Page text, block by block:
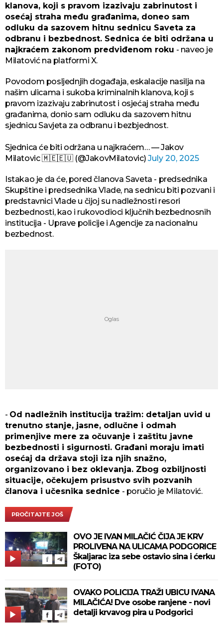
klanova, koji s pravom izazivaju zabrinutost i
osećaj straha među građanima, doneo sam
odluku da sazovem hitnu sednicu Saveta za
odbranu i bezbednost. Sednica će biti održana u
najkraćem zakonom predviđenom roku - naveo je
Milatović na platformi X.
Povodom posljednjih događaja, eskalacije nasilja na
našim ulicama i sukoba kriminalnih klanova, koji s
pravom izazivaju zabrinutost i osjećaj straha među
građanima, donio sam odluku da sazovem hitnu
sjednicu Savjeta za odbranu i bezbjednost.
Sjednica će biti održana u najkraćem… — Jakov
Milatovic 🇲🇪🇪🇺 (@JakovMilatovic) July 20, 2025
Istakao je da će, pored članova Saveta - predsednika
Skupštine i predsednika Vlade, na sednicu biti pozvani i
predstavnici Vlade u čijoj su nadležnosti resori
bezbednosti, kao i rukovodioci ključnih bezbednosnih
institucija - Uprave policije i Agencije za nacionalnu
bezbednost.
- Od nadležnih institucija tražim: detaljan uvid u
trenutno stanje, ⁠jasne, odlučne i odmah
primenjive mere za očuvanje i zaštitu javne
bezbednosti i sigurnosti. Građani moraju imati
osećaj da država stoji iza njih snažno,
organizovano i bez oklevanja. Zbog ozbiljnosti
situacije, očekujem prisustvo svih pozvanih
članova i učesnika sednice - poručio je Milatović.
PROČITAJTE JOŠ
OVO JE IVAN MILAČIĆ ČIJA JE KRV
PROLIVENA NA ULICAMA PODGORICE
Škaljarac iza sebe ostavio sina i ćerku
(FOTO)
OVAKO POLICIJA TRAŽI UBICU IVANA
MILAČIĆA! Dve osobe ranjene - novi
detalji krvavog pira u Podgorici